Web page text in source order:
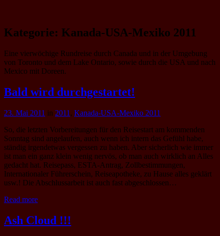
Kategorie: Kanada-USA-Mexiko 2011
Eine vierwöchige Rundreise durch Canada und in der Umgebung
von Toronto und dem Lake Ontario, sowie durch die USA und nach
Mexico mit Doreen.
Bald wird durchgestartet!
23. Mai 2011 in 2011 , Kanada-USA-Mexiko 2011
So, die letzten Vorbereitungen für den Reisestart am kommenden
Sonntag sind angelaufen, auch wenn ich intern das Gefühl habe,
ständig irgendetwas vergessen zu haben. Aber sicherlich wie immer
ist man ein ganz klein wenig nervös, ob man auch wirklich an Alles
gedacht hat. Reisepass, ESTA-Antrag, Zollbestimmungen,
Internationaler Führerschein, Reiseapotheke, zu Hause alles geklärt
usw.! Die Abschlussarbeit ist auch fast abgeschlossen…
Read more
Ash Cloud !!!